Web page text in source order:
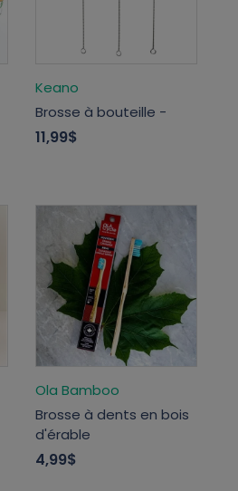
Keano
Brosse à bouteille -
11,99$
Ola Bamboo
Brosse à dents en bois
d'érable
4,99$